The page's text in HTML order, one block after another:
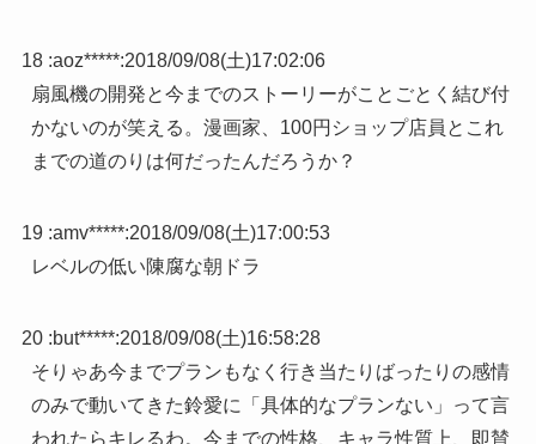
18 :aoz*****:2018/09/08(土)17:02:06
扇風機の開発と今までのストーリーがことごとく結び付
かないのが笑える。漫画家、100円ショップ店員とこれ
までの道のりは何だったんだろうか？
19 :amv*****:2018/09/08(土)17:00:53
レベルの低い陳腐な朝ドラ
20 :but*****:2018/09/08(土)16:58:28
そりゃあ今までプランもなく行き当たりばったりの感情
のみで動いてきた鈴愛に「具体的なプランない」って言
われたらキレるわ。今までの性格、キャラ性質上、即賛